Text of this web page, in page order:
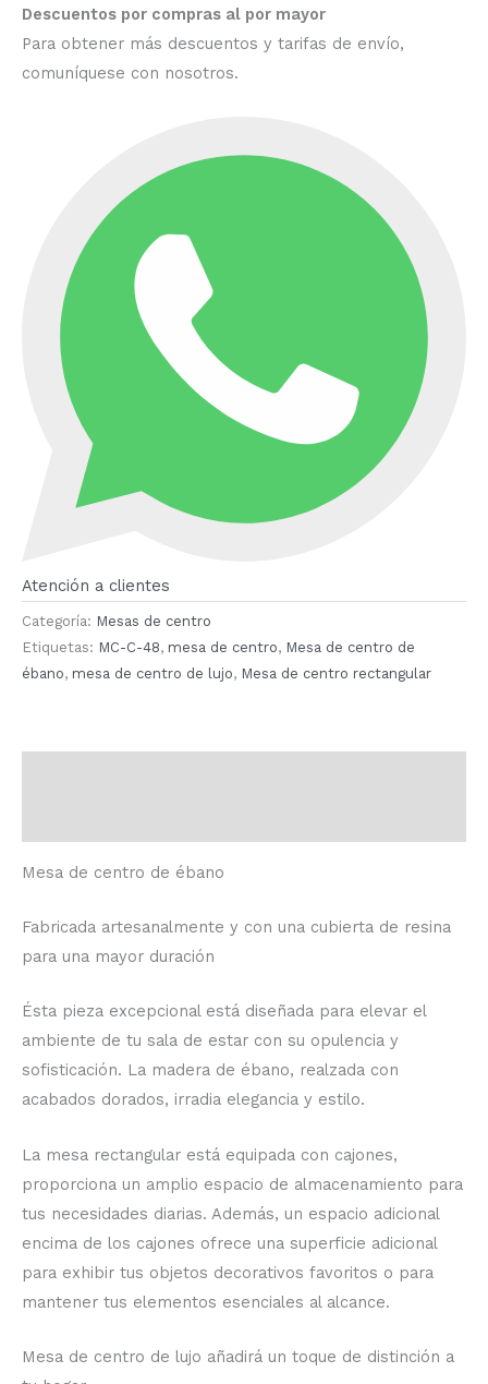
Descuentos por compras al por mayor
Para obtener más descuentos y tarifas de envío,
comuníquese con nosotros.
Atención a clientes
Categoría: Mesas de centro
Etiquetas: MC-C-48, mesa de centro, Mesa de centro de
ébano, mesa de centro de lujo, Mesa de centro rectangular
Mesa de centro de ébano
Fabricada artesanalmente y con una cubierta de resina
para una mayor duración
Ésta pieza excepcional está diseñada para elevar el
ambiente de tu sala de estar con su opulencia y
sofisticación. La madera de ébano, realzada con
acabados dorados, irradia elegancia y estilo.
La mesa rectangular está equipada con cajones,
proporciona un amplio espacio de almacenamiento para
tus necesidades diarias. Además, un espacio adicional
encima de los cajones ofrece una superficie adicional
para exhibir tus objetos decorativos favoritos o para
mantener tus elementos esenciales al alcance.
Mesa de centro de lujo añadirá un toque de distinción a